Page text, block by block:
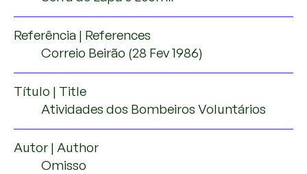
Referência | References
Correio Beirão (28 Fev 1986)
Título | Title
Atividades dos Bombeiros Voluntários
Autor | Author
Omisso